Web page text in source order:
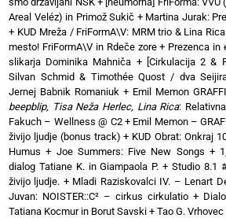
Areal Veléz) in Primož Sukič + Martina Jurak:
+ KUD Mreža / FriFormA\V: MRM trio & Lina Rica
mesto! FriFormA\V in Rdeče zore+ Prezenca in
slikarja Dominika Mahniča + [Cirkulacija 2 &
Silvan Schmid & Timothée Quost / dva
Jernej Babnik Romaniuk + Emil Memon
beepblip, Tisa Neža Herlec, Lina Rica:
Fakuch – Wellness @ C2+ Emil Memon –
živijo ljudje (bonus track) + KUD Obrat: Onkraj
Humus + Joe Summers: Five New Songs +
dialog Tatiane K. in Giampaola P. + Studio 8.1
živijo ljudje. + Mladi Raziskovalci IV. – Lenart
Juvan: NOISTER::C² – cirkus cirkulatio +
Tatiana Kocmur in Borut Savski + Tao G.